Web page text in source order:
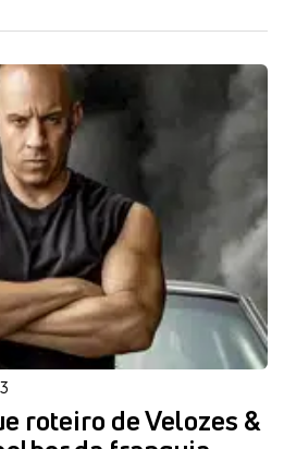
roteiro de Velozes &